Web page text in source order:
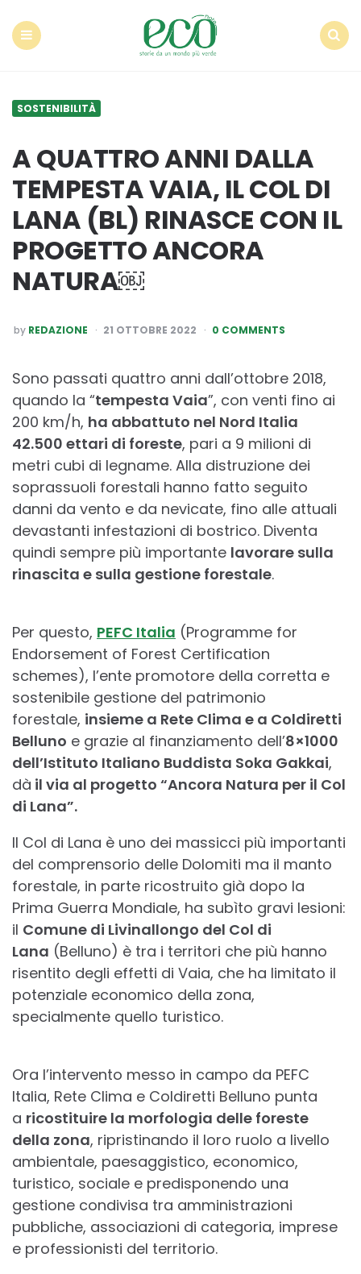
SOSTENIBILITÀ
A QUATTRO ANNI DALLA
TEMPESTA VAIA, IL COL DI
LANA (BL) RINASCE CON IL
PROGETTO ANCORA
NATURA￼
POSTED
BY
by REDAZIONE 21 OTTOBRE 2022 0 COMMENTS
Sono passati quattro anni dall’ottobre 2018,
quando la “tempesta Vaia”, con venti fino ai
200 km/h, ha abbattuto nel Nord Italia
42.500 ettari di foreste, pari a 9 milioni di
metri cubi di legname. Alla distruzione dei
soprassuoli forestali hanno fatto seguito
danni da vento e da nevicate, fino alle attuali
devastanti infestazioni di bostrico. Diventa
quindi sempre più importante lavorare sulla
rinascita e sulla gestione forestale.
Per questo, PEFC Italia (Programme for
Endorsement of Forest Certification
schemes), l’ente promotore della corretta e
sostenibile gestione del patrimonio
forestale, insieme a Rete Clima e a Coldiretti
Belluno e grazie al finanziamento dell’8×1000
dell’Istituto Italiano Buddista Soka Gakkai,
dà il via al progetto “Ancora Natura per il Col
di Lana”.
Il Col di Lana è uno dei massicci più importanti
del comprensorio delle Dolomiti ma il manto
forestale, in parte ricostruito già dopo la
Prima Guerra Mondiale, ha subìto gravi lesioni:
il Comune di Livinallongo del Col di
Lana (Belluno) è tra i territori che più hanno
risentito degli effetti di Vaia, che ha limitato il
potenziale economico della zona,
specialmente quello turistico.
Ora l’intervento messo in campo da PEFC
Italia, Rete Clima e Coldiretti Belluno punta
a ricostituire la morfologia delle foreste
della zona, ripristinando il loro ruolo a livello
ambientale, paesaggistico, economico,
turistico, sociale e predisponendo una
gestione condivisa tra amministrazioni
pubbliche, associazioni di categoria, imprese
e professionisti del territorio.